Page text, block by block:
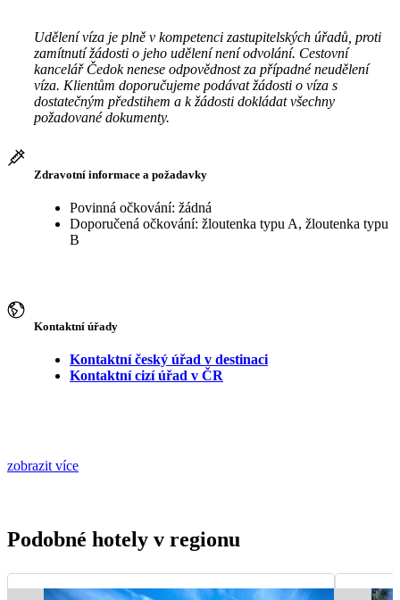
Udělení víza je plně v kompetenci zastupitelských úřadů, proti
zamítnutí žádosti o jeho udělení není odvolání. Cestovní
kancelář Čedok nenese odpovědnost za případné neudělení
víza. Klientům doporučujeme podávat žádosti o víza s
dostatečným předstihem a k žádosti dokládat všechny
požadované dokumenty.
Zdravotní informace a požadavky
Povinná očkování: žádná
Doporučená očkování: žloutenka typu A, žloutenka typu
B
Kontaktní úřady
Kontaktní český úřad v destinaci
Kontaktní cizí úřad v ČR
zobrazit více
Podobné hotely v regionu